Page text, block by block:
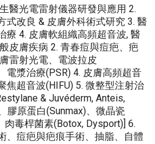
醫光電雷射儀器研發與應用 2.
式改良 & 皮膚外科術式研究 3. 醫
療 4. 皮膚軟組織高頻超音波, 醫
皮膚疾病 2. 青春痘與痘疤、疤
雷射光電、電波拉皮
電漿治療(PSR) 4. 皮膚高頻超音
焦超音波(HIFU) 5. 微整型注射治
& Juvéderm, Anteis,
膠原蛋白(Sunmax)、微晶瓷
肉毒桿菌素(Botox, Dysport)] 6.
、痘疤與疤痕手術、抽脂、自體